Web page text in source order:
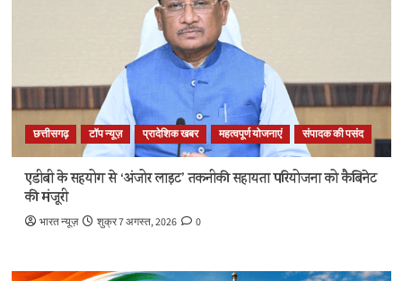
छत्तीसगढ़ टॉप न्यूज़ प्रादेशिक खबर महत्वपूर्ण योजनाएं संपादक की पसंद
एडीबी के सहयोग से ‘अंजोर लाइट’ तकनीकी सहायता परियोजना को कैबिनेट
की मंजूरी
भारत न्यूज़ शुक्र 7 अगस्त, 2026 0